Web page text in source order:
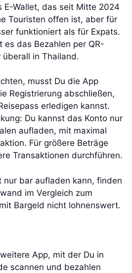
E-Wallet, das seit Mitte 2024
Touristen offen ist, aber für
funktioniert als für Expats.
das Bezahlen per QR-
überall in Thailand.
musst Du die App
Registrierung abschließen,
erledigen kannst.
Du kannst das Konto nur
aufladen, mit maximal
Für größere Beträge
Transaktionen durchführen.
nur bar aufladen kann, finden
im Vergleich zum
Bargeld nicht lohnenswert.
App, mit der Du in
scannen und bezahlen